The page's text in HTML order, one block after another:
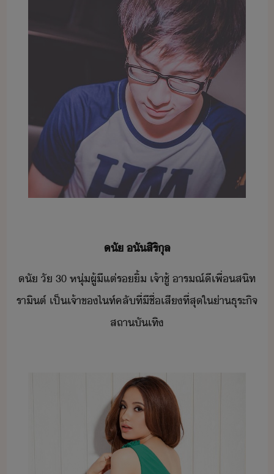
​ั​ ​ั​สิริุล​
ั​ ​ั​ ​30​ ​หุ่​ผู้​ี​แต่​ริ้​ ​เจ้าชู้​ ​ารณ์ี​เพื่สิท​
ราิต​์​ ​เป็เจ้าข​ไท์คลั​ที่​ีชื่เสี​ที่สุ​ใ​่า​ธุระ​ิจ​
สถาัเทิ